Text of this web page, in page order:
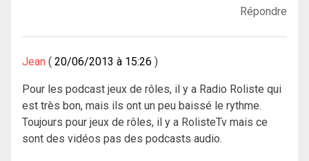
Répondre
Jean 20/06/2013 à 15:26
Pour les podcast jeux de rôles, il y a Radio Roliste qui
est très bon, mais ils ont un peu baissé le rythme.
Toujours pour jeux de rôles, il y a RolisteTv mais ce
sont des vidéos pas des podcasts audio.